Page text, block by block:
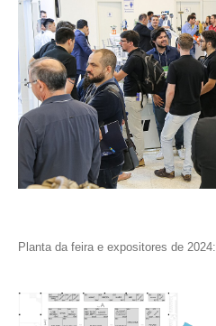
Planta da feira e expositores de 2024: